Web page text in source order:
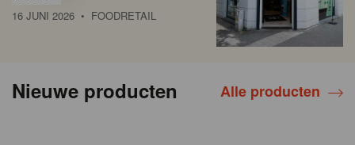
16 JUNI 2026 • FOODRETAIL
Nieuwe producten Alle producten